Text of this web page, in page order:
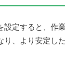
設定すると、作
り、より安定し